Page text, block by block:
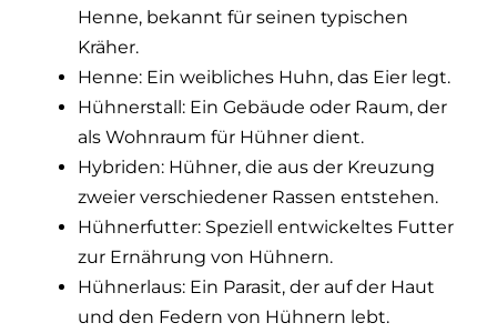
Henne, bekannt für seinen typischen
Kräher.
Henne: Ein weibliches Huhn, das Eier legt.
Hühnerstall: Ein Gebäude oder Raum, der
als Wohnraum für Hühner dient.
Hybriden: Hühner, die aus der Kreuzung
zweier verschiedener Rassen entstehen.
Hühnerfutter: Speziell entwickeltes Futter
zur Ernährung von Hühnern.
Hühnerlaus: Ein Parasit, der auf der Haut
und den Federn von Hühnern lebt.